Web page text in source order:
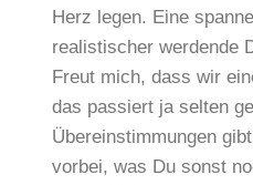
Herz legen. Eine
realistischer werdende
Freut mich, dass wir
das passiert ja selten
Übereinstimmungen
vorbei, was Du sonst